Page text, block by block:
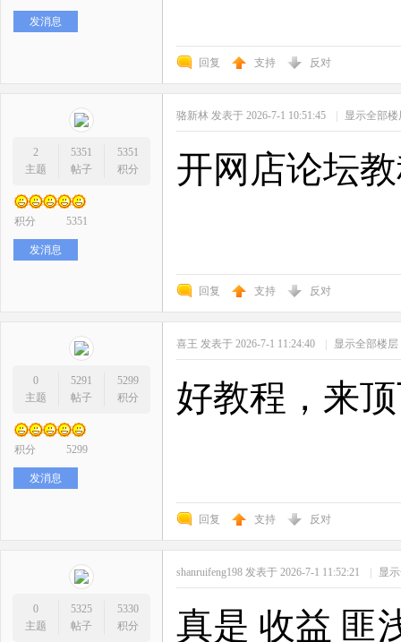
发消息
回复 支持 反对
2
主题
5351
帖子
5351
积分
积分 5351
发消息
骆新林 发表于 2026-7-1 10:51:45 | 显示全部楼
开网店论坛
回复 支持 反对
0
主题
5291
帖子
5299
积分
积分 5299
发消息
喜王 发表于 2026-7-1 11:24:40 | 显示全部楼层
好教程，来
回复 支持 反对
0
主题
5325
帖子
5330
积分
shanruifeng198 发表于 2026-7-1 11:52:21 | 显
真是 收益 匪